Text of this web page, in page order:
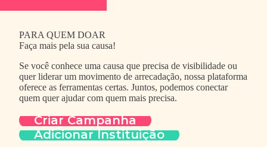
PARA QUEM DOAR
Faça mais pela sua causa!
Se você conhece uma causa que precisa de visibilidade ou
quer liderar um movimento de arrecadação, nossa plataforma
oferece as ferramentas certas. Juntos, podemos conectar
quem quer ajudar com quem mais precisa.
Criar Campanha
Adicionar Instituição